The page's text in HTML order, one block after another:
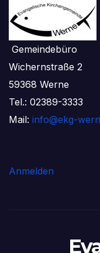
Gemeindebüro
Wichernstraße 2
59368 Werne
Tel.: 02389-3333
Mail: info@ekg-
Anmelden